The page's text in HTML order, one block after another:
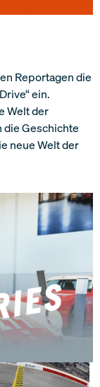
Reportagen die
ein.
Welt der
die Geschichte
neue Welt der